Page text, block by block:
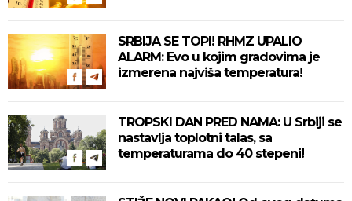
SRBIJA SE TOPI! RHMZ UPALIO
ALARM: Evo u kojim gradovima je
izmerena najviša temperatura!
TROPSKI DAN PRED NAMA: U Srbiji se
nastavlja toplotni talas, sa
temperaturama do 40 stepeni!